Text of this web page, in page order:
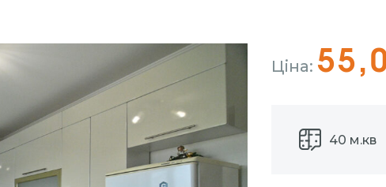
Ціна:
40 м.кв